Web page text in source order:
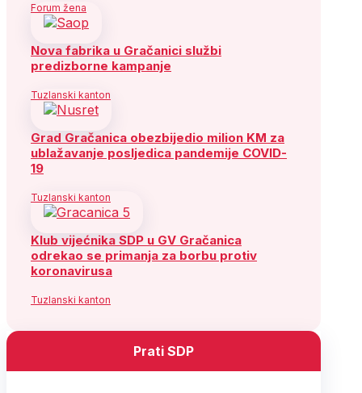
Forum žena
Nova fabrika u Gračanici službi
predizborne kampanje
Tuzlanski kanton
Grad Gračanica obezbijedio milion KM za
ublažavanje posljedica pandemije COVID-
19
Tuzlanski kanton
Klub vijećnika SDP u GV Gračanica
odrekao se primanja za borbu protiv
koronavirusa
Tuzlanski kanton
Prati SDP